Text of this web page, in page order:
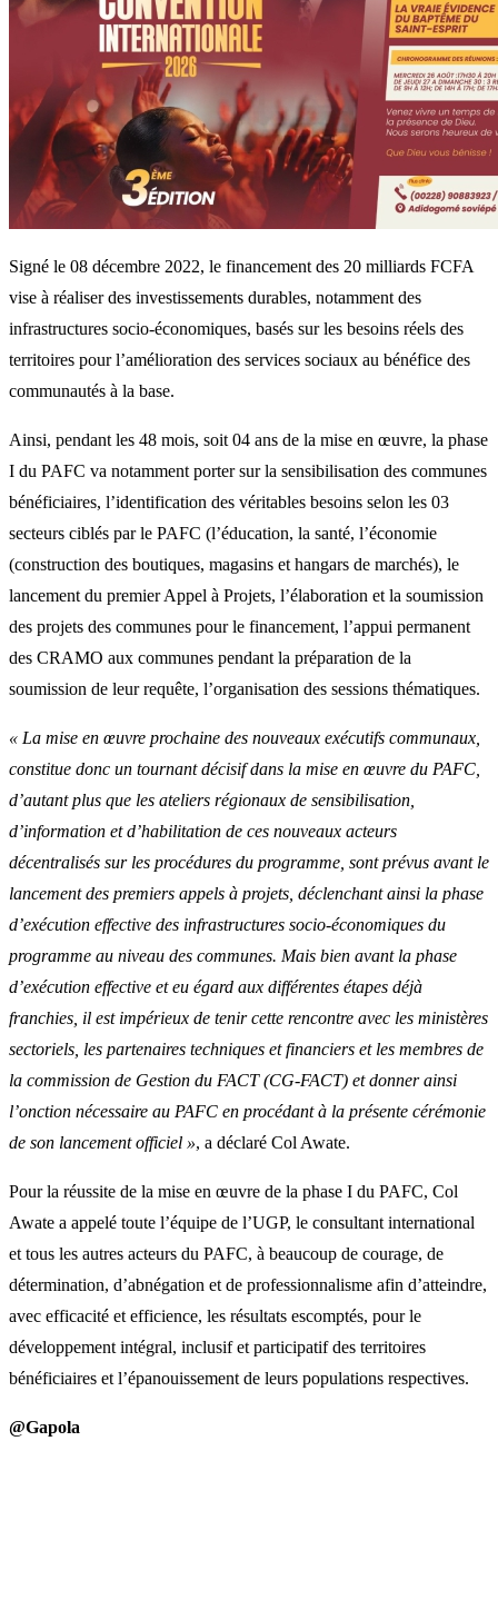
Signé le 08 décembre 2022, le financement des 20 milliards FCFA
vise à réaliser des investissements durables, notamment des
infrastructures socio-économiques, basés sur les besoins réels des
territoires pour l’amélioration des services sociaux au bénéfice des
communautés à la base.
Ainsi, pendant les 48 mois, soit 04 ans de la mise en œuvre, la phase
I du PAFC va notamment porter sur la sensibilisation des communes
bénéficiaires, l’identification des véritables besoins selon les 03
secteurs ciblés par le PAFC (l’éducation, la santé, l’économie
(construction des boutiques, magasins et hangars de marchés), le
lancement du premier Appel à Projets, l’élaboration et la soumission
des projets des communes pour le financement, l’appui permanent
des CRAMO aux communes pendant la préparation de la
soumission de leur requête, l’organisation des sessions thématiques.
« La mise en œuvre prochaine des nouveaux exécutifs communaux,
constitue donc un tournant décisif dans la mise en œuvre du PAFC,
d’autant plus que les ateliers régionaux de sensibilisation,
d’information et d’habilitation de ces nouveaux acteurs
décentralisés sur les procédures du programme, sont prévus avant le
lancement des premiers appels à projets, déclenchant ainsi la phase
d’exécution effective des infrastructures socio-économiques du
programme au niveau des communes. Mais bien avant la phase
d’exécution effective et eu égard aux différentes étapes déjà
franchies, il est impérieux de tenir cette rencontre avec les ministères
sectoriels, les partenaires techniques et financiers et les membres de
la commission de Gestion du FACT (CG-FACT) et donner ainsi
l’onction nécessaire au PAFC en procédant à la présente cérémonie
de son lancement officiel », a déclaré Col Awate.
Pour la réussite de la mise en œuvre de la phase I du PAFC, Col
Awate a appelé toute l’équipe de l’UGP, le consultant international
et tous les autres acteurs du PAFC, à beaucoup de courage, de
détermination, d’abnégation et de professionnalisme afin d’atteindre,
avec efficacité et efficience, les résultats escomptés, pour le
développement intégral, inclusif et participatif des territoires
bénéficiaires et l’épanouissement de leurs populations respectives.
@Gapola